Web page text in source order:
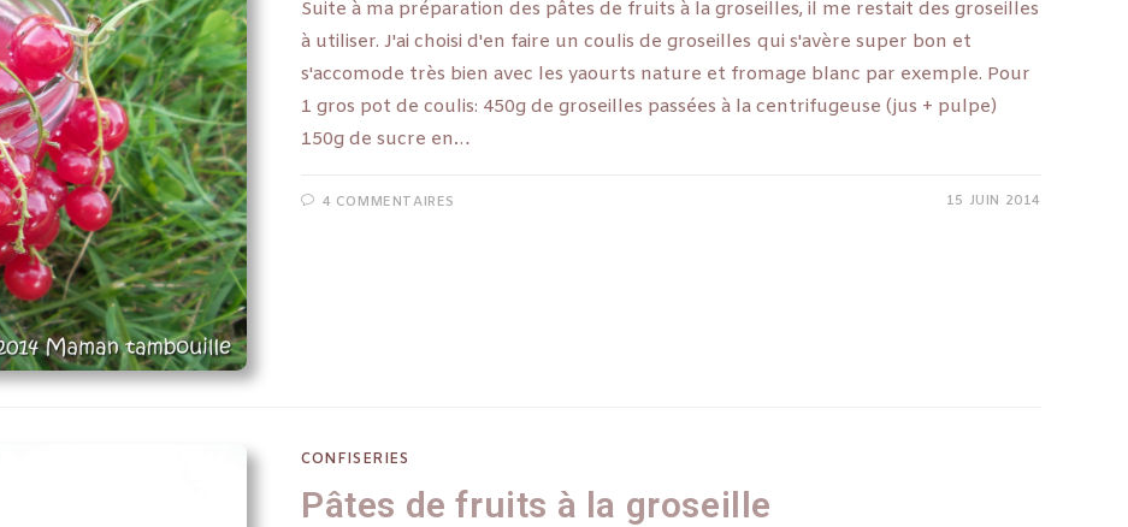
Suite à ma préparation des pâtes de fruits à la groseilles, il me restait des groseilles
à utiliser. J'ai choisi d'en faire un coulis de groseilles qui s'avère super bon et
s'accomode très bien avec les yaourts nature et fromage blanc par exemple. Pour
1 gros pot de coulis: 450g de groseilles passées à la centrifugeuse (jus + pulpe)
150g de sucre en…
4 COMMENTAIRES 15 JUIN 2014
CONFISERIES
Pâtes de fruits à la groseille